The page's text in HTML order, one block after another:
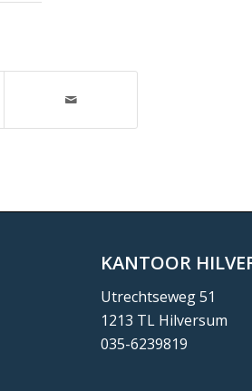
KANTOOR
Utrechtseweg 51
1213 TL Hilversum
035-6239819